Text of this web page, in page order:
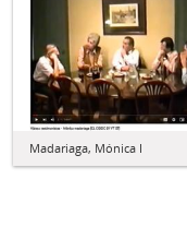
Madariaga, Mónica I